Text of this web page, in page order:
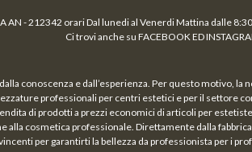
AN - 212342 orari Dal lunedi al Venerdi Mattina dalle
Ci trovi anche su FACEBOOK ED
conoscenza e dall’esperienza. Per questo motivo,
professionali per centri estetici e per il settore
di prodotti a prezzi economici di articoli per
alla cosmetica professionale. Direttamente dalla
per garantirti la bellezza da professionista per i